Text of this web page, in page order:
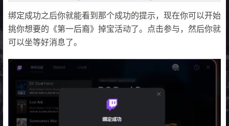
绑定成功之后你就能看到那个成功的提示，现在你可以开始
挑你想要的《第一后裔》掉宝活动了。点击参与，然后你就
可以坐等好消息了。